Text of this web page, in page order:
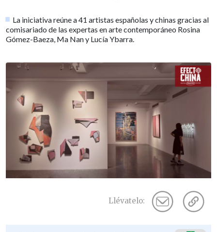
La iniciativa reúne a 41 artistas españolas y chinas gracias al
comisariado de las expertas en arte contemporáneo Rosina
Gómez-Baeza, Ma Nan y Lucía Ybarra.
Llévatelo: